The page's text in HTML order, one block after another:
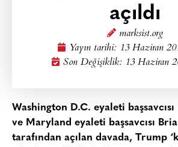
açıldı
marksist.org
Yayın tarihi: 13 Haziran
Son Değişiklik: 13 Haziran
Washington D.C. eyaleti
ve Maryland eyaleti başsavcısı
tarafından açılan davada, Trump